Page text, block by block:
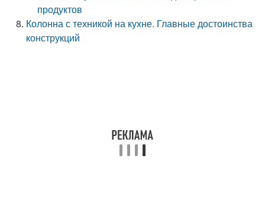
продуктов
Колонна с техникой на кухне. Главные достоинства
конструкций